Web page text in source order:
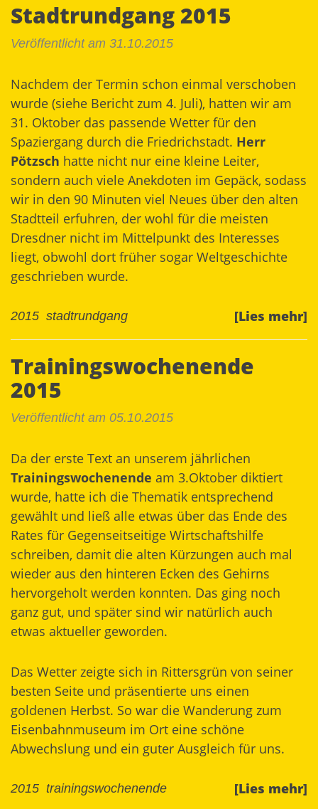
Stadtrundgang 2015
Veröffentlicht am 31.10.2015
Nachdem der Termin schon einmal verschoben
wurde (siehe Bericht zum 4. Juli), hatten wir am
31. Oktober das passende Wetter für den
Spaziergang durch die Friedrichstadt. Herr
Pötzsch hatte nicht nur eine kleine Leiter,
sondern auch viele Anekdoten im Gepäck, sodass
wir in den 90 Minuten viel Neues über den alten
Stadtteil erfuhren, der wohl für die meisten
Dresdner nicht im Mittelpunkt des Interesses
liegt, obwohl dort früher sogar Weltgeschichte
geschrieben wurde.
[Lies mehr]
2015 stadtrundgang
Trainingswochenende
2015
Veröffentlicht am 05.10.2015
Da der erste Text an unserem jährlichen
Trainingswochenende am 3.Oktober diktiert
wurde, hatte ich die Thematik entsprechend
gewählt und ließ alle etwas über das Ende des
Rates für Gegenseitseitige Wirtschaftshilfe
schreiben, damit die alten Kürzungen auch mal
wieder aus den hinteren Ecken des Gehirns
hervorgeholt werden konnten. Das ging noch
ganz gut, und später sind wir natürlich auch
etwas aktueller geworden.
Das Wetter zeigte sich in Rittersgrün von seiner
besten Seite und präsentierte uns einen
goldenen Herbst. So war die Wanderung zum
Eisenbahnmuseum im Ort eine schöne
Abwechslung und ein guter Ausgleich für uns.
[Lies mehr]
2015 trainingswochenende